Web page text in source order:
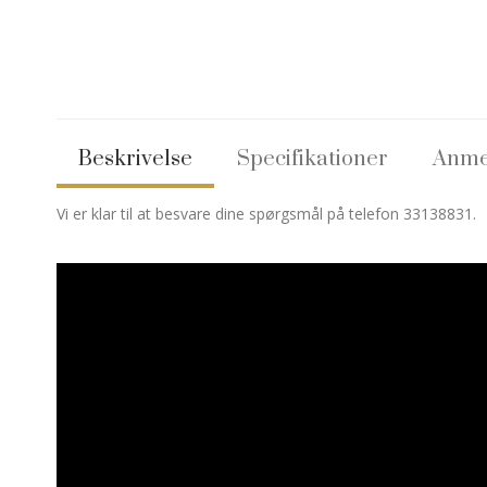
Beskrivelse Specifikationer
Vi er klar til at besvare dine spørgsmål på telefon 33138831.